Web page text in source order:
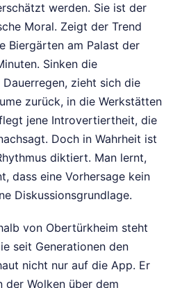
werden. Sie ist der
Moral. Zeigt der Trend
Biergärten am Palast der
Sinken die
zieht sich die
zurück, in die Werkstätten
jene Introvertiertheit, die
Doch in Wahrheit ist
diktiert. Man lernt,
dass eine Vorhersage kein
Diskussionsgrundlage.
von Obertürkheim steht
seit Generationen den
nicht nur auf die App. Er
der Wolken über dem